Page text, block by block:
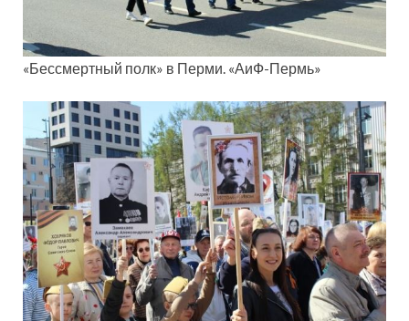
«Бессмертный полк» в Перми. «АиФ-Пермь»